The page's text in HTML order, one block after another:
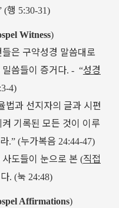
(행 5:30-31)
Witness)
은 구약성경 말씀대로
밀씀들이 증거다. - “성경
4)
법과 선지자의 글과 시편
기록된 모든 것이 이루
.” (누가복음 24:44-47)
사도들이 눈으로 본 (직접
. (눅 24:48)
Affirmations)